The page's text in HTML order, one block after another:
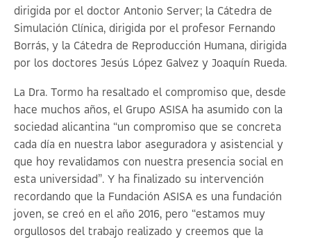
dirigida por el doctor Antonio Server; la Cátedra de
Simulación Clínica, dirigida por el profesor Fernando
Borrás, y la Cátedra de Reproducción Humana, dirigida
por los doctores Jesús López Galvez y Joaquín Rueda.
La Dra. Tormo ha resaltado el compromiso que, desde
hace muchos años, el Grupo ASISA ha asumido con la
sociedad alicantina “un compromiso que se concreta
cada día en nuestra labor aseguradora y asistencial y
que hoy revalidamos con nuestra presencia social en
esta universidad”. Y ha finalizado su intervención
recordando que la Fundación ASISA es una fundación
joven, se creó en el año 2016, pero “estamos muy
orgullosos del trabajo realizado y creemos que la